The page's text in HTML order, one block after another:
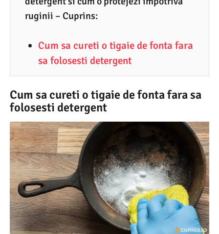
ruginii – Cuprins:
Cum sa cureti o tigaie de fonta fara
sa folosesti detergent
Cum sa cureti o tigaie de fonta fara sa
folosesti detergent